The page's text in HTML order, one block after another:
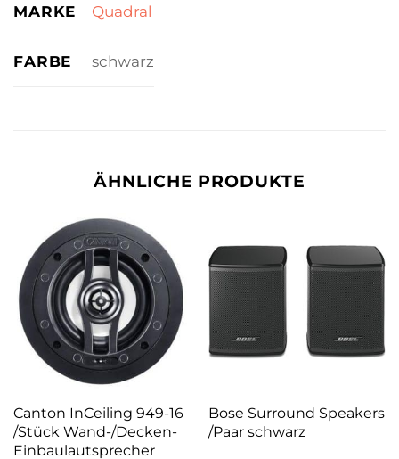
MARKE Quadral
FARBE schwarz
ÄHNLICHE PRODUKTE
Canton InCeiling 949-16
/Stück Wand-/Decken-
Einbaulautsprecher
Bose Surround Speakers
/Paar schwarz